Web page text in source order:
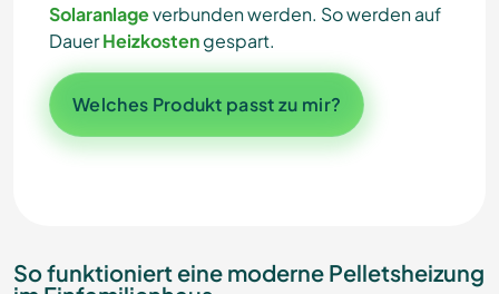
Solaranlageverbunden werden. So werden auf
DauerHeizkostengespart.
Welches Produkt passt zu mir?
So funktioniert eine moderne Pelletsheizung